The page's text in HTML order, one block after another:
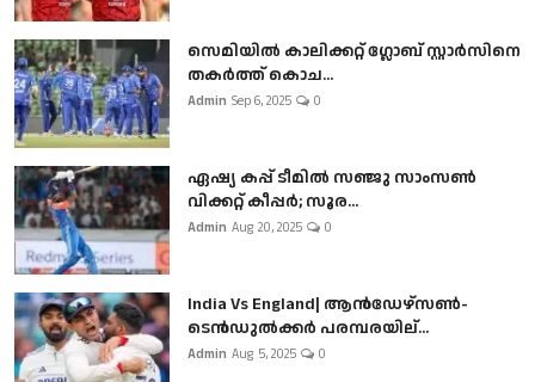
സെമിയിൽ കാലിക്കറ്റ് ഗ്ലോബ് സ്റ്റാർസിനെ
തകർത്ത് കൊച...
Admin Sep 6, 2025 0
ഏഷ്യ കപ്പ് ടീമിൽ സഞ്ജു സാംസൺ
വിക്കറ്റ് കീപ്പർ; സൂര...
Admin Aug 20, 2025 0
India Vs England| ആൻഡേഴ്സൺ-
ടെൻഡുല്‍ക്കർ പരമ്പരയില്...
Admin Aug 5, 2025 0